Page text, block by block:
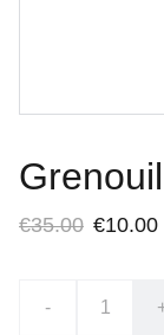
€35.00 €10.00
-